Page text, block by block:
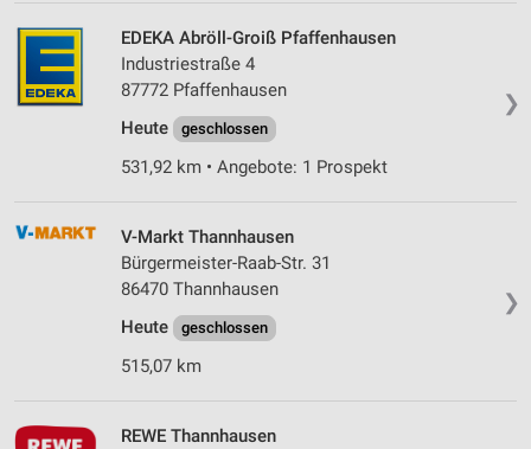
❯
EDEKA Abröll-Groiß Pfaffenhausen
Industriestraße 4
87772 Pfaffenhausen
Heute
geschlossen
531,92 km • Angebote: 1 Prospekt
❯
V-Markt Thannhausen
Bürgermeister-Raab-Str. 31
86470 Thannhausen
Heute
geschlossen
515,07 km
REWE Thannhausen